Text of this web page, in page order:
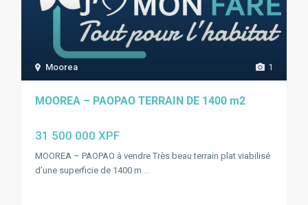
1
Moorea
MOOREA – PAOPAO TERRAIN DE 1400 m2
31 500 000 XPF
MOOREA – PAOPAO à vendre Très beau terrain plat viabilisé
d’une superficie de 1400 m ...